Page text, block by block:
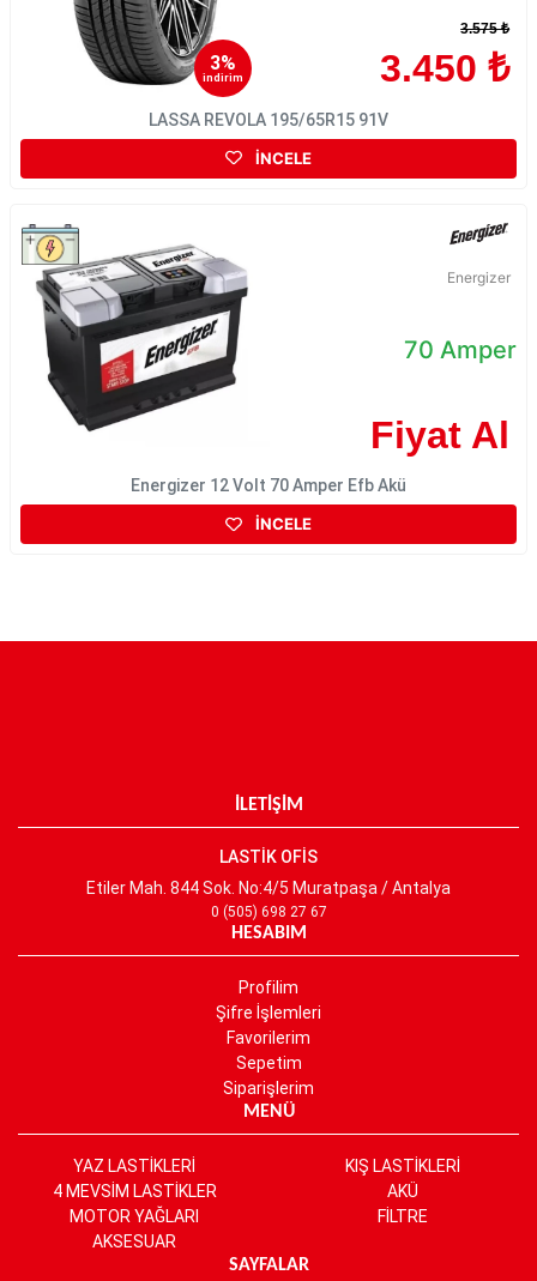
3%
indirim
3.575 ₺
3.450 ₺
LASSA REVOLA 195/65R15 91V
İNCELE
Energizer
70 Amper
Fiyat Al
Energizer 12 Volt 70 Amper Efb Akü
İNCELE
İLETİŞİM
LASTİK OFİS
Etiler Mah. 844 Sok. No:4/5 Muratpaşa / Antalya
0 (505) 698 27 67
HESABIM
Profilim
Şifre İşlemleri
Favorilerim
Sepetim
Siparişlerim
MENÜ
YAZ LASTİKLERİ
KIŞ LASTİKLERİ
4 MEVSİM LASTİKLER
AKÜ
MOTOR YAĞLARI
FİLTRE
AKSESUAR
SAYFALAR